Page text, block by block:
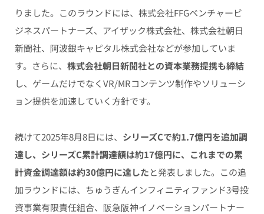
りました。このラウンドには、株式会社FFGベンチャービ
ジネスパートナーズ、アイザック株式会社、株式会社朝日
新聞社、阿波銀キャピタル株式会社などが参加していま
す。さらに、 株式会社朝日新聞社との資本業務提携も締結
し、ゲームだけでなくVR/MRコンテンツ制作やソリューシ
ョン提供を加速していく方針です。
続けて2025年8月8日には、 シリーズCで約1.7億円を追加調
達し、シリーズC累計調達額は約17億円に、これまでの累
計資金調達額は約30億円に達したと発表しました。この追
加ラウンドには、ちゅうぎんインフィニティファンド3号投
資事業有限責任組合、阪急阪神イノベーションパートナー